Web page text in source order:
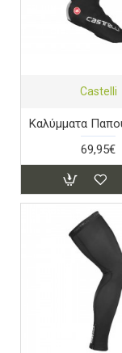
Castelli
69,95€